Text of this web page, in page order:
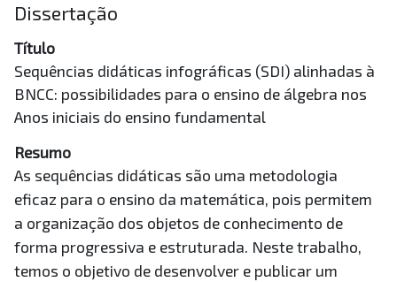
Dissertação
Título
Sequências didáticas infográficas (SDI) alinhadas à
BNCC: possibilidades para o ensino de álgebra nos
Anos iniciais do ensino fundamental
Resumo
As sequências didáticas são uma metodologia
eficaz para o ensino da matemática, pois permitem
a organização dos objetos de conhecimento de
forma progressiva e estruturada. Neste trabalho,
temos o objetivo de desenvolver e publicar um